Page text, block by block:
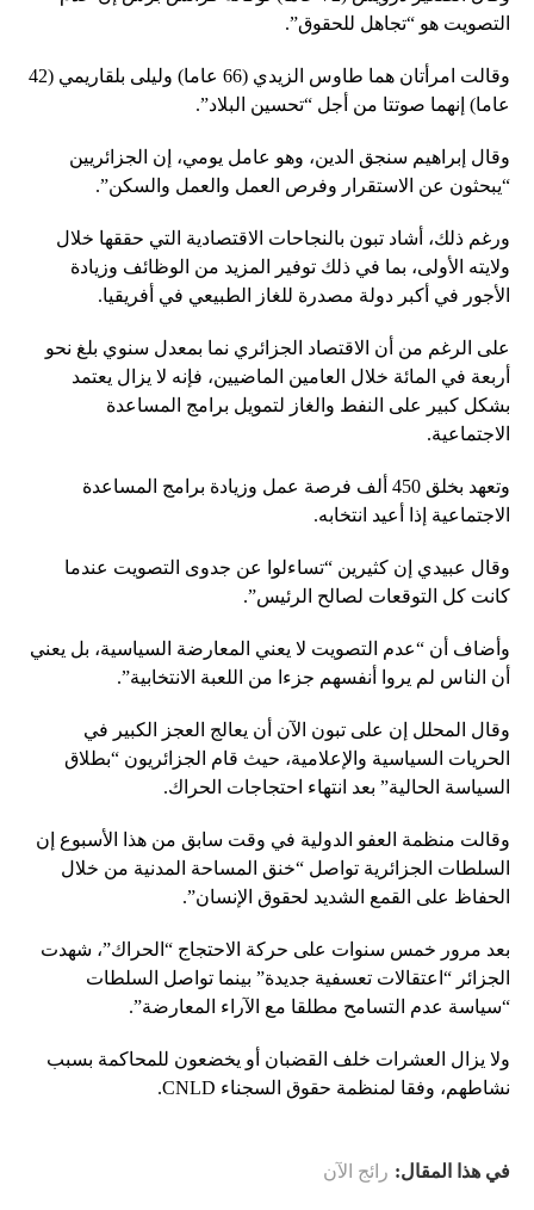
التصويت هو “تجاهل للحقوق”.
وقالت امرأتان هما طاوس الزيدي (66 عاما) وليلى بلقاريمي (42
عاما) إنهما صوتتا من أجل “تحسين البلاد”.
وقال إبراهيم سنجق الدين، وهو عامل يومي، إن الجزائريين
“يبحثون عن الاستقرار وفرص العمل والعمل والسكن”.
ورغم ذلك، أشاد تبون بالنجاحات الاقتصادية التي حققها خلال
ولايته الأولى، بما في ذلك توفير المزيد من الوظائف وزيادة
الأجور في أكبر دولة مصدرة للغاز الطبيعي في أفريقيا.
على الرغم من أن الاقتصاد الجزائري نما بمعدل سنوي بلغ نحو
أربعة في المائة خلال العامين الماضيين، فإنه لا يزال يعتمد
بشكل كبير على النفط والغاز لتمويل برامج المساعدة
الاجتماعية.
وتعهد بخلق 450 ألف فرصة عمل وزيادة برامج المساعدة
الاجتماعية إذا أعيد انتخابه.
وقال عبيدي إن كثيرين “تساءلوا عن جدوى التصويت عندما
كانت كل التوقعات لصالح الرئيس”.
وأضاف أن “عدم التصويت لا يعني المعارضة السياسية، بل يعني
أن الناس لم يروا أنفسهم جزءا من اللعبة الانتخابية”.
وقال المحلل إن على تبون الآن أن يعالج العجز الكبير في
الحريات السياسية والإعلامية، حيث قام الجزائريون “بطلاق
السياسة الحالية” بعد انتهاء احتجاجات الحراك.
وقالت منظمة العفو الدولية في وقت سابق من هذا الأسبوع إن
السلطات الجزائرية تواصل “خنق المساحة المدنية من خلال
الحفاظ على القمع الشديد لحقوق الإنسان”.
بعد مرور خمس سنوات على حركة الاحتجاج “الحراك”، شهدت
الجزائر “اعتقالات تعسفية جديدة” بينما تواصل السلطات
“سياسة عدم التسامح مطلقا مع الآراء المعارضة”.
ولا يزال العشرات خلف القضبان أو يخضعون للمحاكمة بسبب
نشاطهم، وفقا لمنظمة حقوق السجناء CNLD.
في هذا المقال: رائج الآن